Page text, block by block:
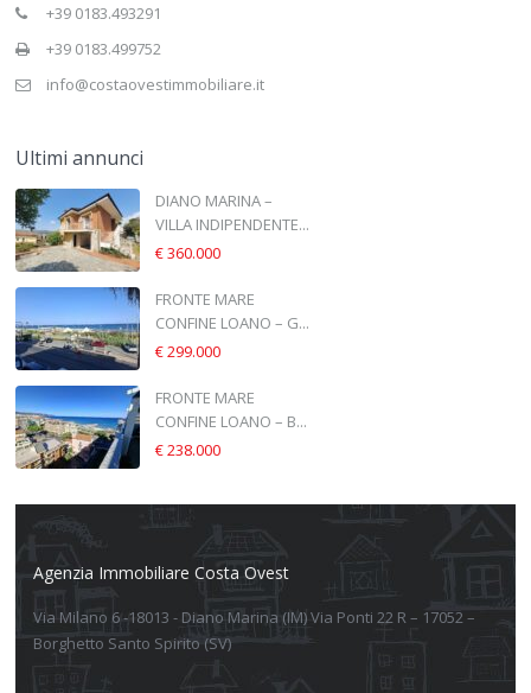
+39 0183.493291
+39 0183.499752
info@costaovestimmobiliare.it
Ultimi annunci
DIANO MARINA –
VILLA INDIPENDENTE...
€ 360.000
FRONTE MARE
CONFINE LOANO – G...
€ 299.000
FRONTE MARE
CONFINE LOANO – B...
€ 238.000
Agenzia Immobiliare Costa Ovest
Via Milano 6 -18013 - Diano Marina (IM) Via Ponti 22 R – 17052 –
Borghetto Santo Spirito (SV)